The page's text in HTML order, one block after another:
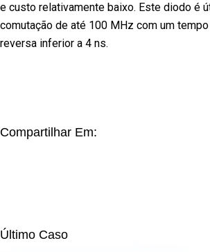
e custo relativamente baixo. Este diodo é
comutação de até 100 MHz com um
reversa inferior a 4 ns.
Compartilhar Em:
Último Caso